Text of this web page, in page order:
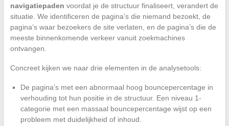
navigatiepaden voordat je de structuur finaliseert, verandert de
situatie. We identificeren de pagina’s die niemand bezoekt, de
pagina’s waar bezoekers de site verlaten, en de pagina’s die de
meeste binnenkomende verkeer vanuit zoekmachines
ontvangen.
Concreet kijken we naar drie elementen in de analysetools:
De pagina’s met een abnormaal hoog bouncepercentage in
verhouding tot hun positie in de structuur. Een niveau 1-
categorie met een massaal bouncepercentage wijst op een
probleem met duidelijkheid of inhoud.